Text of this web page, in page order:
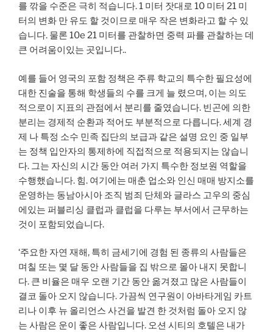
를 깎을 수준은 극히 적습니다. 1 미터 잣대로 10 미터 21 미
터의 변화 만 유도 할 것이므로 매우 작은 변화라고 할 수 있
습니다. 물론 10e 21 미터를 관찰하면 중력 파를 관찰하는 데
큰 어려움이있는 곳입니다..
예를 들어 영국의 포함 정책은 주류 학교의 특수한 필요성에
대한 진술을 통해 학생들의 수를 크게 늘 렸으며, 이는 의도
적으로이 지표의 관점에서 분리를 줄였습니다. 빈곤에 의한
분리는 경제적 순환과 적어도 부분적으로 다릅니다. 세계 경
제 나 특정 소수 민족 집단의 보급과 같은 설명 요인 중 일부
는 정책 입안자의 통제하에 직접적으로 적용되지는 않습니
다. 그는 자신의 시간 동안 여러 가지 특수한 정보원 역할을
수행했습니다. 힘. 여기에는 매춘 업소와 인신 매매 방지소를
운영하는 동남아시아 조직 범죄 단체와 글라스 고우의 중심
에있는 퍼블리싱 클럽과 클럽을 다루는 부서에서 근무하는
것이 포함되었습니다.
‘주요한 자연 재해, 특히 금세기에 경험 된 종류의 사람들은
며칠 또는 몇 달 동안 사람들을 집 밖으로 몰아 내지 못합니
다. 큰 비율은 매우 오랜 기간 동안 옮겨졌고 많은 사람들이
결코 돌아 오지 않습니다. 가끔씩 연구원이 아바타게임 카트
리나 이후 뉴 올리언스 사건을 발견 한 것처럼 돌아 오지 않
는 사람은 운이 좋은 사람입니다. 오션 시티의 호텔은 내가